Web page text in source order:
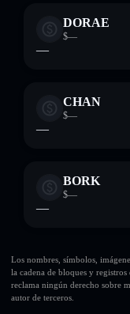
DORAE
$—
—
CHAN
$—
—
BORK
$—
—
Los nombres, símbolos,
la cadena de bloques y
reclama ningún derecho sobre
autor de terceros.